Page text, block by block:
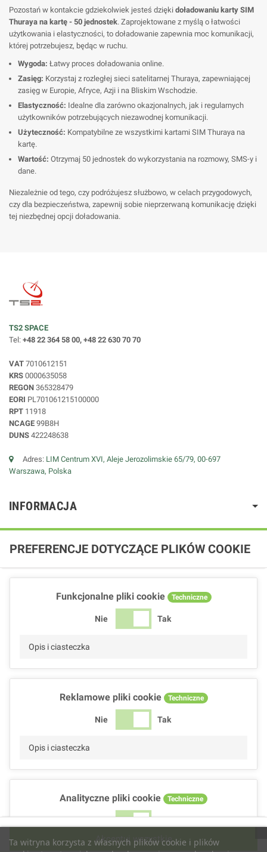
Pozostań w kontakcie gdziekolwiek jesteś dzięki doładowaniu karty SIM
Thuraya na kartę - 50 jednostek. Zaprojektowane z myślą o łatwości
użytkowania i elastyczności, to doładowanie zapewnia moc komunikacji,
której potrzebujesz, będąc w ruchu.
Wygoda: Łatwy proces doładowania online.
Zasięg: Korzystaj z rozległej sieci satelitarnej Thuraya, zapewniającej
zasięg w Europie, Afryce, Azji i na Bliskim Wschodzie.
Elastyczność: Idealne dla zarówno okazjonalnych, jak i regularnych
użytkowników potrzebujących niezawodnej komunikacji.
Użyteczność: Kompatybilne ze wszystkimi kartami SIM Thuraya na
kartę.
Wartość: Otrzymaj 50 jednostek do wykorzystania na rozmowy, SMS-y i
dane.
Niezależnie od tego, czy podróżujesz służbowo, w celach przygodowych,
czy dla bezpieczeństwa, zapewnij sobie nieprzerwaną komunikację dzięki
tej niezbędnej opcji doładowania.
TS2 SPACE
Tel: +48 22 364 58 00, +48 22 630 70 70
VAT 7010612151
KRS 0000635058
REGON 365328479
EORI PL701061215100000
RPT 11918
NCAGE 99B8H
DUNS 422248638
Adres: LIM Centrum XVI, Aleje Jerozolimskie 65/79, 00-697
Warszawa, Polska
INFORMACJA
Ta witryna korzysta z własnych plików cookie i plików
PREFERENCJE DOTYCZĄCE PLIKÓW COOKIE
Funkcjonalne pliki cookie Techniczne
Nie Tak
Opis i ciasteczka
Reklamowe pliki cookie Techniczne
Nie Tak
Opis i ciasteczka
Analityczne pliki cookie Techniczne
Nie Tak
Opis i ciasteczka
Akceptuj wszystkie